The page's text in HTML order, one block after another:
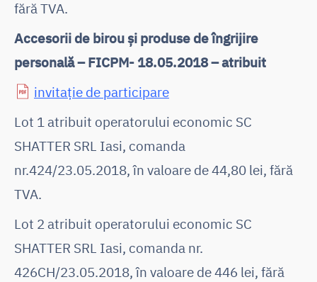
fără TVA.
Accesorii de birou și produse de îngrijire
personală – FICPM- 18.05.2018 – atribuit
invitație de participare
Lot 1 atribuit operatorului economic SC
SHATTER SRL Iasi, comanda
nr.424/23.05.2018, în valoare de 44,80 lei, fără
TVA.
Lot 2 atribuit operatorului economic SC
SHATTER SRL Iasi, comanda nr.
426CH/23.05.2018, în valoare de 446 lei, fără